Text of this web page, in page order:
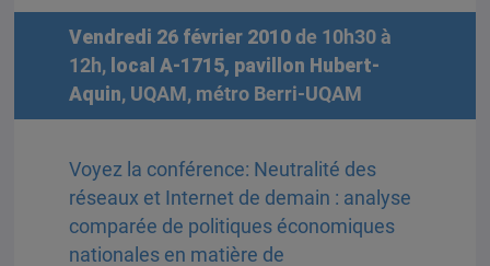
Vendredi 26 février 2010de 10h30 à
12h, local A-1715, pavillon Hubert-
Aquin, UQAM, métro Berri-UQAM
Voyez la conférence: Neutralité des
réseaux et Internet de demain : analyse
comparée de politiques économiques
nationales en matière de